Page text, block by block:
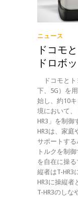
ニュース
ドコモ
ドロボ
ドコモとト
下、5G）を
始し、約10
境において
HR3」を制
HR3は、家庭
サポートする
トルクを制
を自在に操
縦者はT-HR3
HR3に操縦
T-HR3のしな